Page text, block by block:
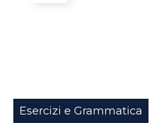
Esercizi e Grammatica